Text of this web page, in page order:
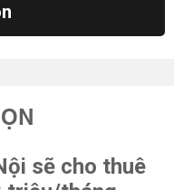
sẽ cho thuê